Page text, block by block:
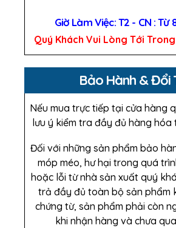
Giờ Làm Việc: T2 - CN : Từ
Quý Khách Vui Lòng Tới
Bảo Hành & Đổi
Nếu mua trực tiếp tại cửa hàng
lưu ý kiểm tra đầy đủ hàng hóa
Đối với những sản phẩm bảo
móp méo, hư hại trong quá
hoặc lỗi từ nhà sản xuất quý
trả đầy đủ toàn bộ sản phẩm
chứng từ, sản phẩm phải còn
khi nhận hàng và chưa